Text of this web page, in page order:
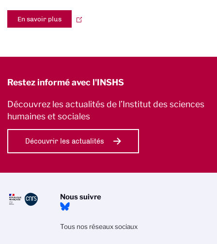
En savoir plus
Restez informé avec l'INSHS
Découvrez les actualités de l’Institut des sciences
humaines et sociales
Découvrir les actualités
Nous suivre
Tous nos réseaux sociaux